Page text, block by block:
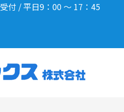
受付 / 平日9：00 ～ 17：45